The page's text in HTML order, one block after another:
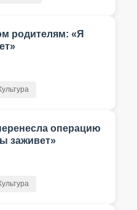
родителям: «Я
операцию
заживет»